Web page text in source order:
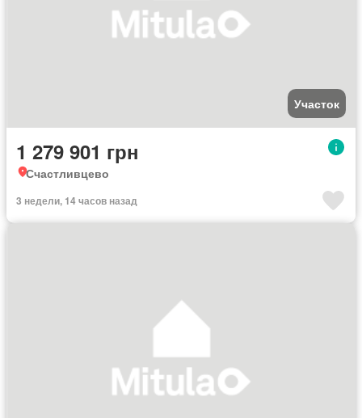
Участок
1 279 901 грн
Счастливцево
3 недели, 14 часов назад